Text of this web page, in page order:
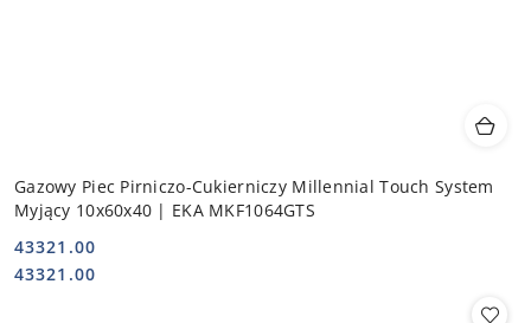
Gazowy Piec Pirniczo-Cukierniczy Millennial Touch System
Myjący 10x60x40 | EKA MKF1064GTS
Cena:
43321.00
Cena:
43321.00